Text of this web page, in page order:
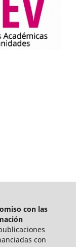
con las
con